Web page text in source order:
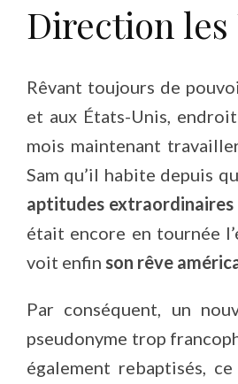
Direction les
Rêvant toujours de
et aux États-Unis,
mois maintenant
Sam qu’il habite depuis
aptitudes extraordinaires
était encore en tournée
voit enfin son rêve
Par conséquent, un
pseudonyme trop
également rebaptisés,